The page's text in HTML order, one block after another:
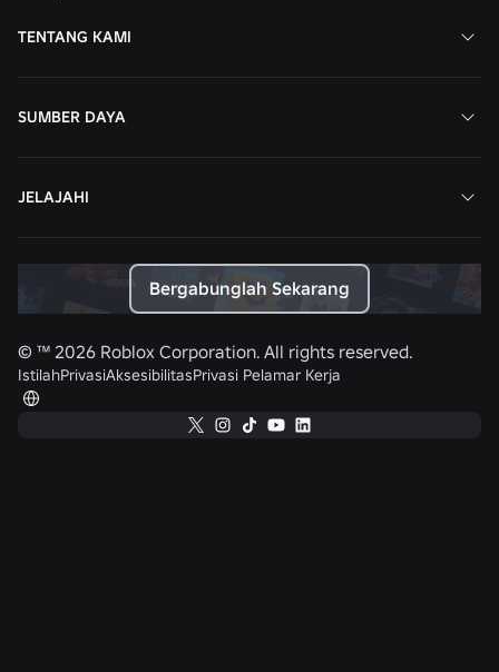
TENTANG KAMI
SUMBER DAYA
JELAJAHI
Bergabunglah Sekarang
© ™ 2026 Roblox Corporation. All rights reserved.
IstilahPrivasiAksesibilitasPrivasi Pelamar Kerja